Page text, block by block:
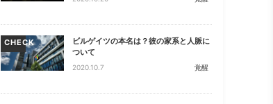
CHECK
ビルゲイツの本名は？彼の家系と人脈に
ついて
2020.10.7 覚醒